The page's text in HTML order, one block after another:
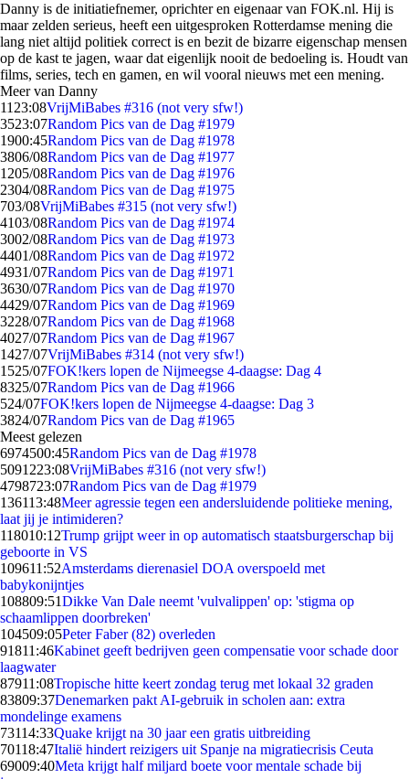
Danny is de initiatiefnemer, oprichter en eigenaar van FOK.nl. Hij is
maar zelden serieus, heeft een uitgesproken Rotterdamse mening die
lang niet altijd politiek correct is en bezit de bizarre eigenschap mensen
op de kast te jagen, waar dat eigenlijk nooit de bedoeling is. Houdt van
films, series, tech en gamen, en wil vooral nieuws met een mening.
Meer van Danny
11 23:08VrijMiBabes #316 (not very sfw!)
3523:07Random Pics van de Dag #1979
1900:45Random Pics van de Dag #1978
3806/08Random Pics van de Dag #1977
1205/08Random Pics van de Dag #1976
2304/08Random Pics van de Dag #1975
703/08VrijMiBabes #315 (not very sfw!)
4103/08Random Pics van de Dag #1974
3002/08Random Pics van de Dag #1973
4401/08Random Pics van de Dag #1972
4931/07Random Pics van de Dag #1971
3630/07Random Pics van de Dag #1970
4429/07Random Pics van de Dag #1969
3228/07Random Pics van de Dag #1968
4027/07Random Pics van de Dag #1967
1427/07VrijMiBabes #314 (not very sfw!)
1525/07FOK!kers lopen de Nijmeegse 4-daagse: Dag 4
8325/07Random Pics van de Dag #1966
524/07FOK!kers lopen de Nijmeegse 4-daagse: Dag 3
3824/07Random Pics van de Dag #1965
Meest gelezen
6974500:45Random Pics van de Dag #1978
5091223:08VrijMiBabes #316 (not very sfw!)
4798723:07Random Pics van de Dag #1979
136113:48Meer agressie tegen een andersluidende politieke mening,
laat jij je intimideren?
118010:12Trump grijpt weer in op automatisch staatsburgerschap bij
geboorte in VS
109611:52Amsterdams dierenasiel DOA overspoeld met
babykonijntjes
108809:51Dikke Van Dale neemt 'vulvalippen' op: 'stigma op
schaamlippen doorbreken'
104509:05Peter Faber (82) overleden
91811:46Kabinet geeft bedrijven geen compensatie voor schade door
laagwater
87911:08Tropische hitte keert zondag terug met lokaal 32 graden
83809:37Denemarken pakt AI-gebruik in scholen aan: extra
mondelinge examens
73114:33Quake krijgt na 30 jaar een gratis uitbreiding
70118:47Italië hindert reizigers uit Spanje na migratiecrisis Ceuta
69009:40Meta krijgt half miljard boete voor mentale schade bij